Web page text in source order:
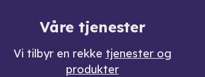
Våre tjenester
Vi tilbyr en rekke tjenester og
produkter